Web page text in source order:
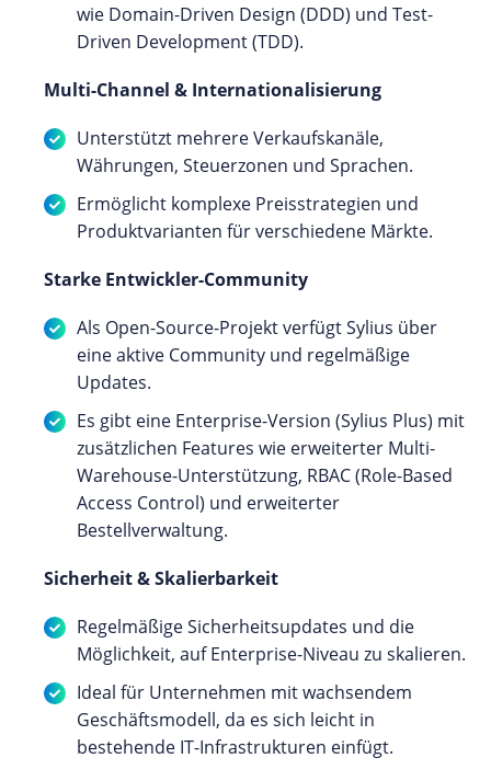
wie Domain-Driven Design (DDD) und Test-
Driven Development (TDD).
Multi-Channel & Internationalisierung
Unterstützt mehrere Verkaufskanäle,
Währungen, Steuerzonen und Sprachen.
Ermöglicht komplexe Preisstrategien und
Produktvarianten für verschiedene Märkte.
Starke Entwickler-Community
Als Open-Source-Projekt verfügt Sylius über
eine aktive Community und regelmäßige
Updates.
Es gibt eine Enterprise-Version (Sylius Plus) mit
zusätzlichen Features wie erweiterter Multi-
Warehouse-Unterstützung, RBAC (Role-Based
Access Control) und erweiterter
Bestellverwaltung.
Sicherheit & Skalierbarkeit
Regelmäßige Sicherheitsupdates und die
Möglichkeit, auf Enterprise-Niveau zu skalieren.
Ideal für Unternehmen mit wachsendem
Geschäftsmodell, da es sich leicht in
bestehende IT-Infrastrukturen einfügt.